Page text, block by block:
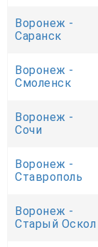
Воронеж -
Саранск
Воронеж -
Смоленск
Воронеж -
Сочи
Воронеж -
Ставрополь
Воронеж -
Старый Оскол